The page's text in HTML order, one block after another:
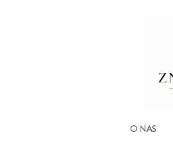
O NAS